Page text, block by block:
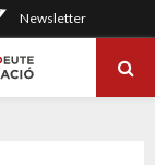
Newsletter